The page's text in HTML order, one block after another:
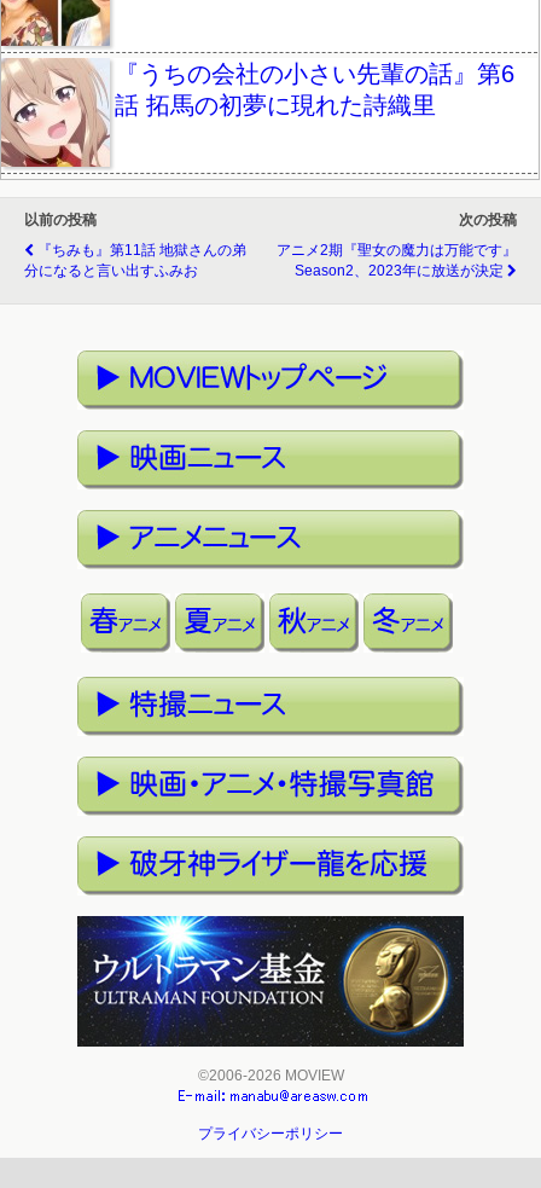
『うちの会社の小さい先輩の話』第6
話 拓馬の初夢に現れた詩織里
以前の投稿
『ちみも』第11話 地獄さんの弟
分になると言い出すふみお
次の投稿
アニメ2期『聖女の魔力は万能です』
Season2、2023年に放送が決定
©2006-2026 MOVIEW
プライバシーポリシー